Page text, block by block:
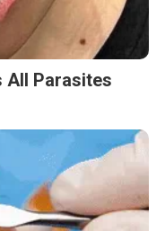
All Parasites